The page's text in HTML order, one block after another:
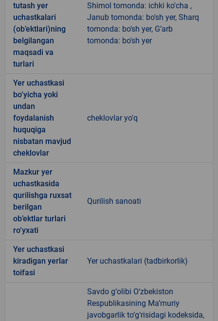
tutash yer
uchastkalari
(ob’ektlari)ning
belgilangan
maqsadi va
turlari
Shimol tomonda: ichki ko'cha ,
Janub tomonda: bo'sh yer, Sharq
tomonda: bo'sh yer, G’arb
tomonda: bo'sh yer
Yer uchastkasi
bo‘yicha yoki
undan
foydalanish
huquqiga
nisbatan mavjud
cheklovlar
cheklovlar yo'q
Mazkur yer
uchastkasida
qurilishga ruxsat
berilgan
ob’ektlar turlari
ro‘yxati
Qurilish sanoati
Yer uchastkasi
kiradigan yerlar
toifasi
Yer uchastkalari (tadbirkorlik)
Savdo g‘olibi O‘zbekiston
Respublikasining Ma’muriy
javobgarlik to‘g‘risidagi kodeksida,